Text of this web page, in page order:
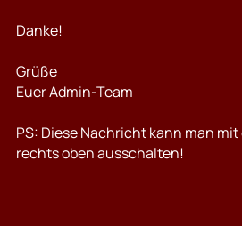
Danke!
Grüße
Euer Admin-Team
PS: Diese Nachricht kann man
rechts oben ausschalten!